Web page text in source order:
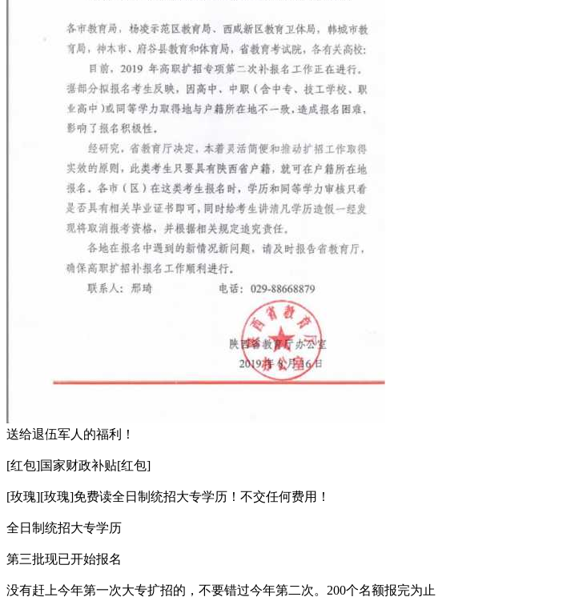
送给退伍军人的福利！
[红包]国家财政补贴[红包]
[玫瑰][玫瑰]免费读全日制统招大专学历！不交任何费用！
全日制统招大专学历
第三批现已开始报名
没有赶上今年第一次大专扩招的，不要错过今年第二次。200个名额报完为止